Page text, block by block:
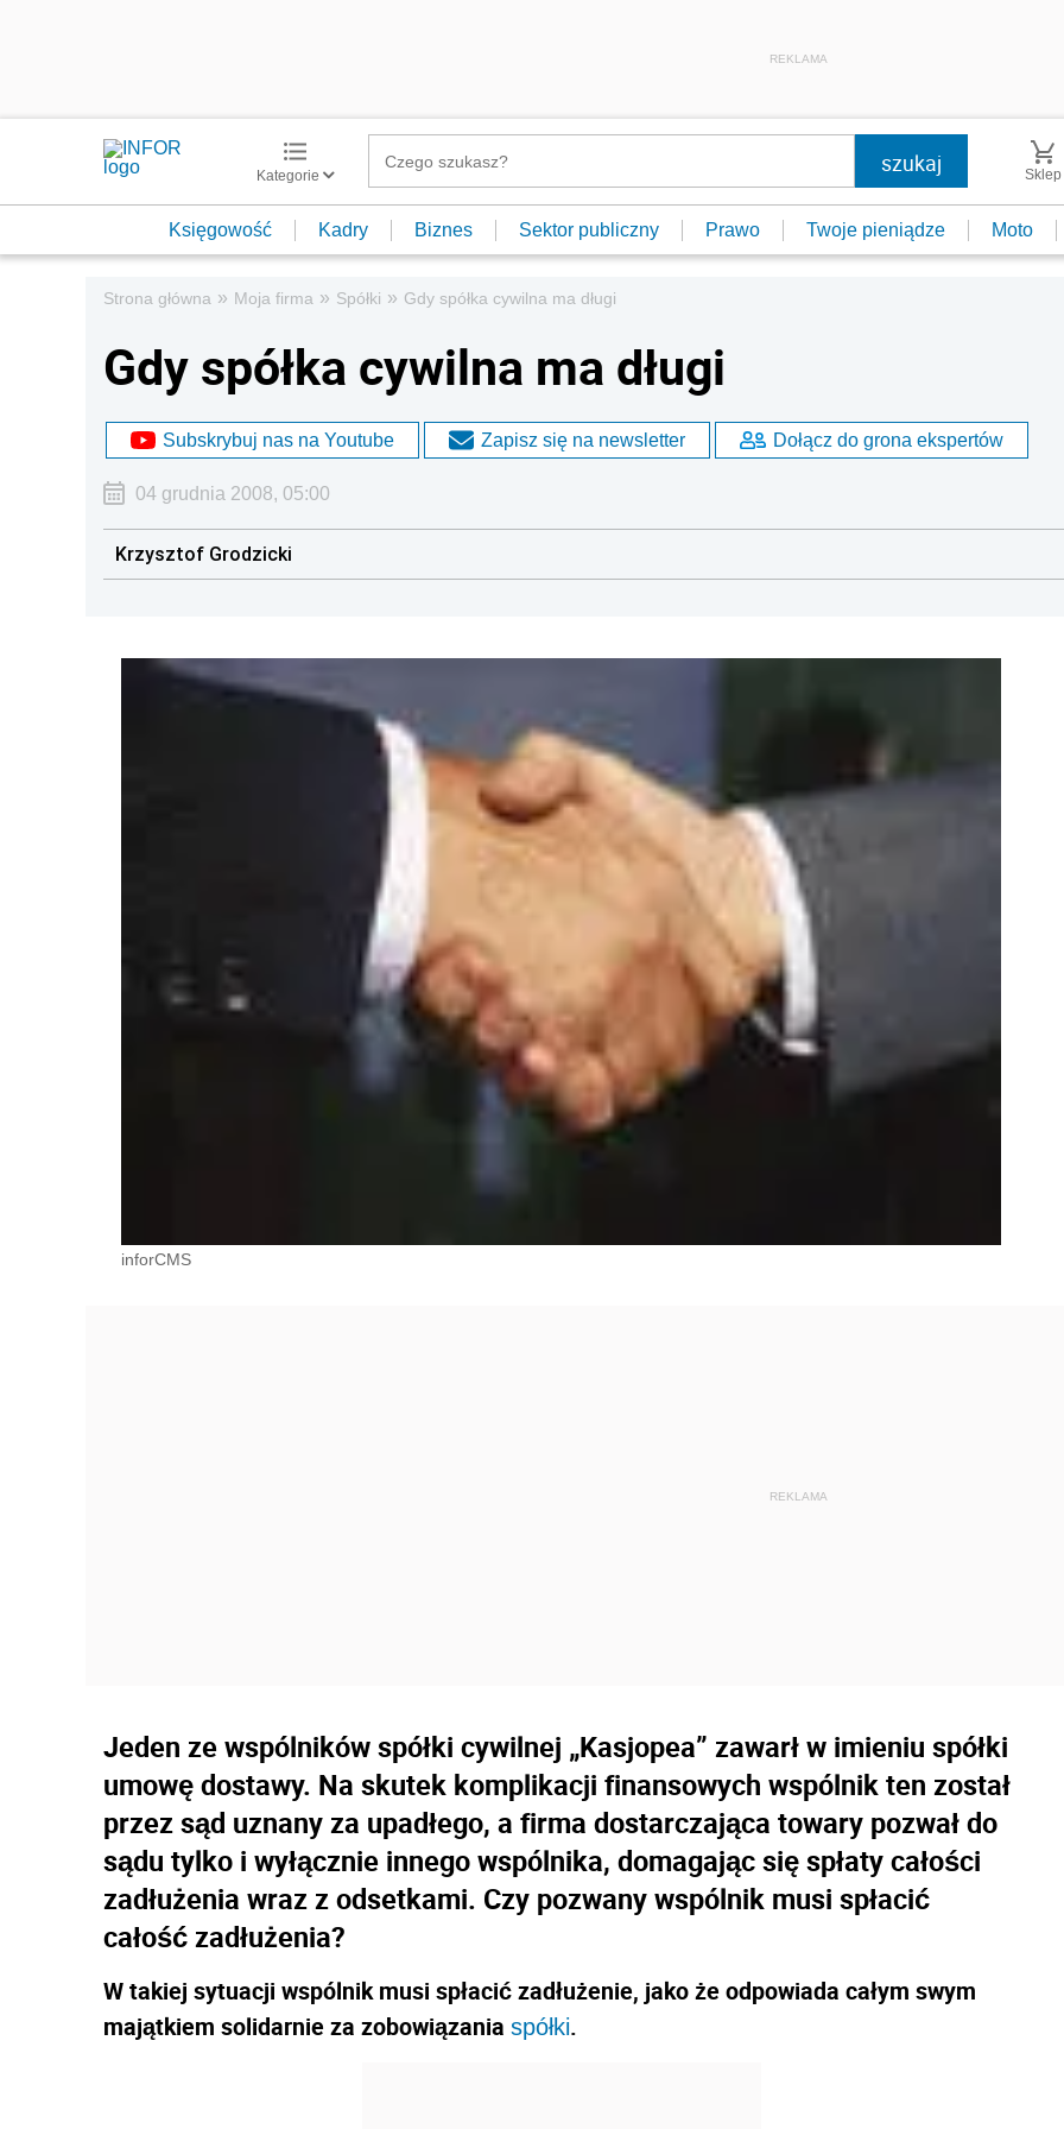
REKLAMA
Kategorie Sklep
Księgowość Kadry Biznes Sektor publiczny Prawo Twoje pieniądze Moto
Strona główna » Moja firma » Spółki » Gdy spółka cywilna ma długi
Gdy spółka cywilna ma długi
Subskrybuj nas na Youtube Zapisz się na newsletter Dołącz do grona ekspertów
04 grudnia 2008, 05:00
Krzysztof Grodzicki
inforCMS
Jeden ze wspólników spółki cywilnej „Kasjopea” zawarł w imieniu spółki
umowę dostawy. Na skutek komplikacji finansowych wspólnik ten został
przez sąd uznany za upadłego, a firma dostarczająca towary pozwał do
sądu tylko i wyłącznie innego wspólnika, domagając się spłaty całości
zadłużenia wraz z odsetkami. Czy pozwany wspólnik musi spłacić
całość zadłużenia?
W takiej sytuacji wspólnik musi spłacić zadłużenie, jako że odpowiada całym swym
majątkiem solidarnie za zobowiązania spółki.